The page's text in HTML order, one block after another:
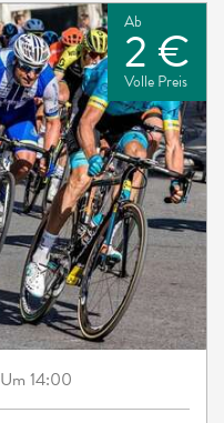
Ab
2 €
Volle Preis
Um 14:00